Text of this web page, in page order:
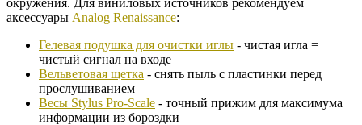
аксессуары Analog Renaissance:
Гелевая подушка для очистки иглы - чистая игла =
чистый сигнал на входе
Вельветовая щетка - снять пыль с пластинки перед
прослушиванием
Весы Stylus Pro-Scale - точный прижим для максимума
информации из бороздки